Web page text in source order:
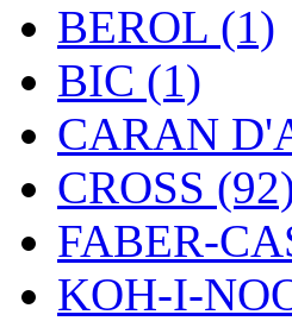
BEROL (1)
BIC (1)
CARAN
CROSS
FABER-
KOH-I-